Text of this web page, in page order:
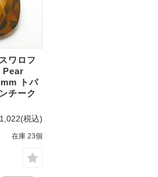
ワロフ
Pear
トパ
チーク
(税込)
在庫 23個